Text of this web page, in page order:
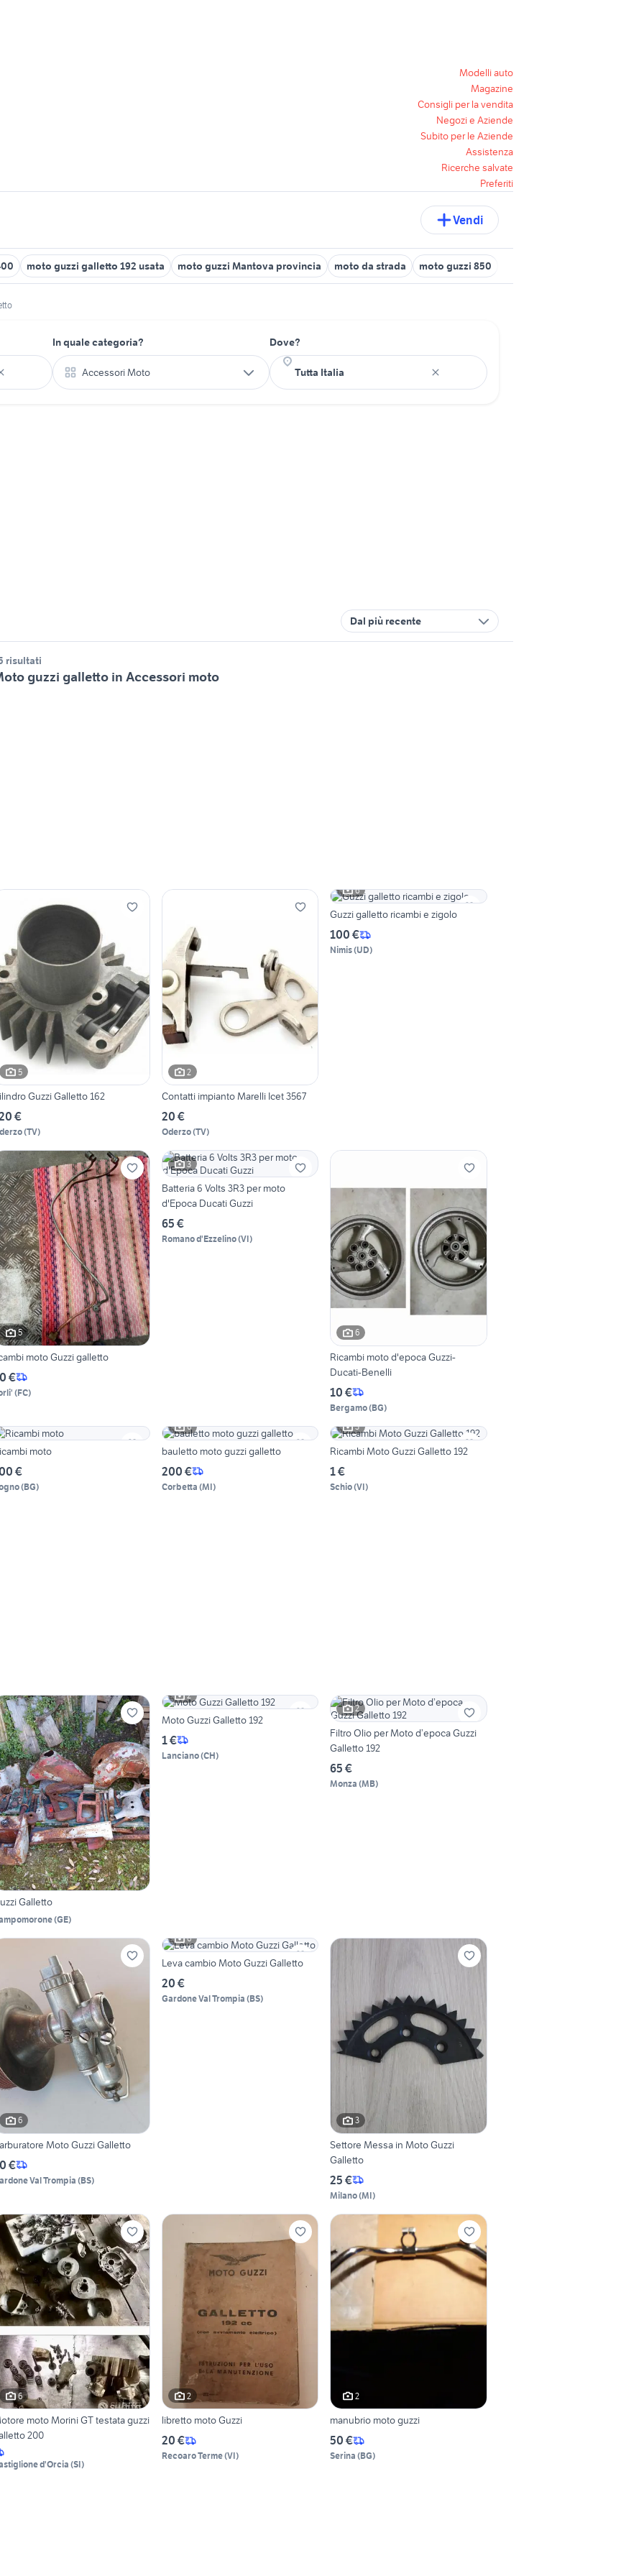
Modelli auto
Magazine
Consigli per la vendita
Negozi e Aziende
Subito per le Aziende
Assistenza
Ricerche salvate
Preferiti
Vendi
moto guzzi galletto 192 usata moto guzzi Mantova provincia moto da strada moto guzzi 850
In quale categoria?
Accessori Moto
Dove?
Dal più recente
risultati
guzzi galletto in Accessori moto
5
Guzzi Galletto 162
€
(TV)
2
Contatti impianto Marelli Icet 3567
20 €
Oderzo(TV)
6
Guzzi galletto ricambi e zigolo
100 €
Nimis(UD)
5
moto Guzzi galletto
€
(FC)
3
Batteria 6 Volts 3R3 per moto
d'Epoca Ducati Guzzi
65 €
Romano d'Ezzelino(VI)
6
Ricambi moto d'epoca Guzzi-
Ducati-Benelli
10 €
Bergamo(BG)
moto
€
(BG)
6
bauletto moto guzzi galletto
200 €
Corbetta (MI)
3
Ricambi Moto Guzzi Galletto 192
1 €
Schio(VI)
Galletto
(GE)
2
Moto Guzzi Galletto 192
1 €
Lanciano(CH)
2
Filtro Olio per Moto d’epoca Guzzi
Galletto 192
65 €
Monza (MB)
6
Moto Guzzi Galletto
€
Val Trompia (BS)
6
Leva cambio Moto Guzzi Galletto
20 €
Gardone Val Trompia (BS)
3
Settore Messa in Moto Guzzi
Galletto
25 €
Milano(MI)
6
moto Morini GT testata guzzi
200
d'Orcia (SI)
2
libretto moto Guzzi
20 €
Recoaro Terme(VI)
2
manubrio moto guzzi
50 €
Serina (BG)